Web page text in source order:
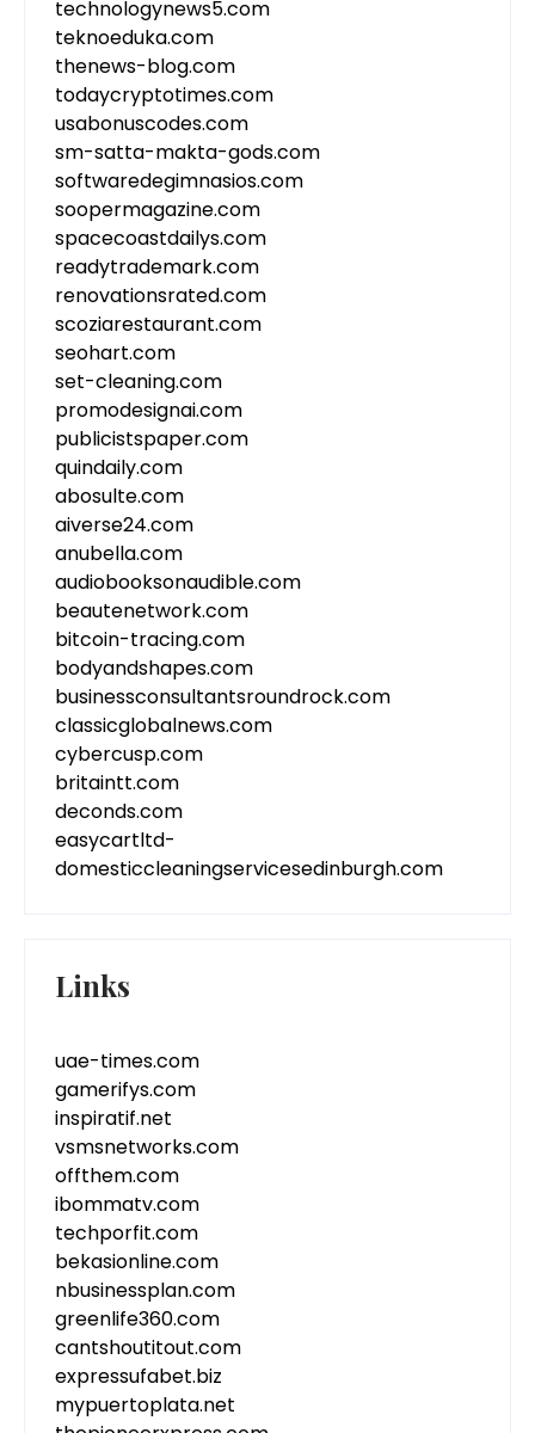
technologynews5.com
teknoeduka.com
thenews-blog.com
todaycryptotimes.com
usabonuscodes.com
sm-satta-makta-gods.com
softwaredegimnasios.com
soopermagazine.com
spacecoastdailys.com
readytrademark.com
renovationsrated.com
scoziarestaurant.com
seohart.com
set-cleaning.com
promodesignai.com
publicistspaper.com
quindaily.com
abosulte.com
aiverse24.com
anubella.com
audiobooksonaudible.com
beautenetwork.com
bitcoin-tracing.com
bodyandshapes.com
businessconsultantsroundrock.com
classicglobalnews.com
cybercusp.com
britaintt.com
deconds.com
easycartltd-
domesticcleaningservicesedinburgh.com
Links
uae-times.com
gamerifys.com
inspiratif.net
vsmsnetworks.com
offthem.com
ibommatv.com
techporfit.com
bekasionline.com
nbusinessplan.com
greenlife360.com
cantshoutitout.com
expressufabet.biz
mypuertoplata.net